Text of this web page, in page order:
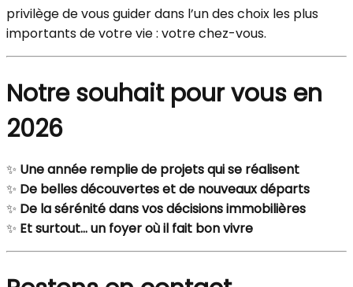
privilège de vous guider dans l’un des choix les plus
importants de votre vie : votre chez-vous.
Notre souhait pour vous en
2026
✨ Une année remplie de projets qui se réalisent
✨ De belles découvertes et de nouveaux départs
✨ De la sérénité dans vos décisions immobilières
✨ Et surtout… un foyer où il fait bon vivre